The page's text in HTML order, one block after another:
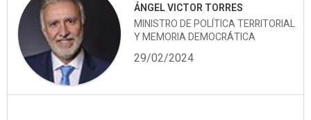
ÁNGEL VICTOR TORRES
MINISTRO DE POLÍTICA TERRITORIAL
Y MEMORIA DEMOCRÁTICA
29/02/2024